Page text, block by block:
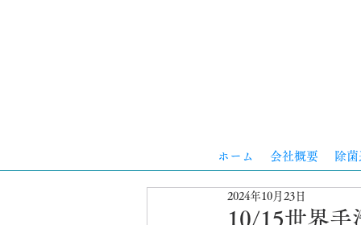
ホーム 会社概要 除
10/15世界手
2024年10月23日